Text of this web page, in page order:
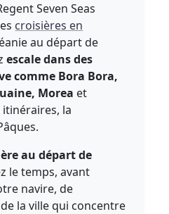
Seven Seas
croisières en
au départ de
escale dans des
comme Bora Bora,
Morea et
la
au départ de
le temps, avant
navire, de
la ville qui concentre